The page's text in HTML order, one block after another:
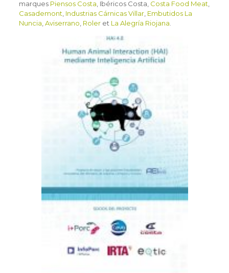
marques Piensos Costa , Ibéricos Costa, Costa Food Meat
Casademont Industrias Cárnicas Villar, Embutidos La
Nuncia Aviserrano Roleret La Alegría Riojana